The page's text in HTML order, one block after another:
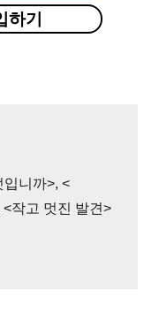
기
입니까>, <
작고 멋진 발견>